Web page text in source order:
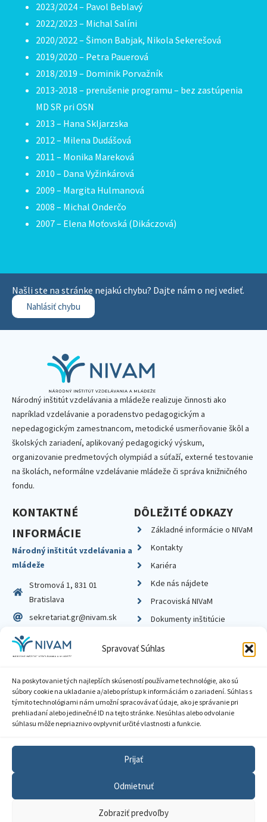
Spravovať Súhlas
Na poskytovanie tých najlepších skúseností používame technológie, ako sú
súbory cookie na ukladanie a/alebo prístup k informáciám o zariadení. Súhlas s
týmito technológiami nám umožní spracovávať údaje, ako je správanie pri
prehliadaní alebo jedinečné ID na tejto stránke. Nesúhlas alebo odvolanie
súhlasu môže nepriaznivo ovplyvniť určité vlastnosti a funkcie.
Prijať
Odmietnuť
Zobraziť predvoľby
2023/2024 – Pavol Beblavý
2022/2023 – Michal Salíni
2020/2022 – Šimon Babjak, Nikola Sekerešová
2019/2020 – Petra Pauerová
2018/2019 – Dominik Porvažník
2013-2018 – prerušenie programu – bez zastúpenia
MD SR pri OSN
2013 – Hana Skljarzska
2012 – Milena Dudášová
2011 – Monika Mareková
2010 – Dana Vyžinkárová
2009 – Margita Hulmanová
2008 – Michal Onderčo
2007 – Elena Moťovská (Dikáczová)
Našli ste na stránke nejakú chybu? Dajte nám o nej vedieť.
Nahlásiť chybu
Národný inštitút vzdelávania a mládeže realizuje činnosti ako
napríklad vzdelávanie a poradenstvo pedagogickým a
nepedagogickým zamestnancom, metodické usmerňovanie škôl a
školských zariadení, aplikovaný pedagogický výskum,
organizovanie predmetových olympiád a súťaží, externé testovanie
na školách, neformálne vzdelávanie mládeže či správa knižničného
fondu.
KONTAKTNÉ
INFORMÁCIE
Národný inštitút vzdelávania a
mládeže
Stromová 1, 831 01
Bratislava
sekretariat.gr@nivam.sk
IČO: 00164348
DIČ: 2020798714
DÔLEŽITÉ ODKAZY
Základné informácie o NIVaM
Kontakty
Kariéra
Kde nás nájdete
Pracoviská NIVaM
Dokumenty inštitúcie
Zásady ochrany súkromia
Sprístupnenie informácií
Nastavenia cookies
GDPR